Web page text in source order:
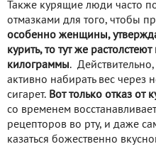
Также курящие люди часто
отмазками для того, чтобы
особенно женщины,
курить, то тут же
килограммы.
активно набирать вес через
сигарет. Вот только отказ от
со временем
рецепторов во рту, и даже
казаться божественно